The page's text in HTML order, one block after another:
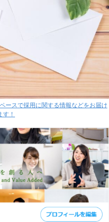
ースで採用に関する情報などをお届け
す！